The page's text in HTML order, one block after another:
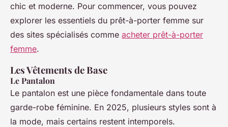
chic et moderne. Pour commencer, vous pouvez
explorer les essentiels du prêt-à-porter femme sur
des sites spécialisés comme acheter prêt-à-porter
femme.
Les Vêtements de Base
Le Pantalon
Le pantalon est une pièce fondamentale dans toute
garde-robe féminine. En 2025, plusieurs styles sont à
la mode, mais certains restent intemporels.